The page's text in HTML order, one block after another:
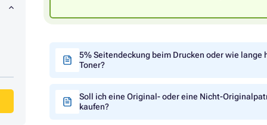
5% Seitendeckung beim Drucken oder wie lange
Toner?
Soll ich eine Original- oder eine Nicht-
kaufen?